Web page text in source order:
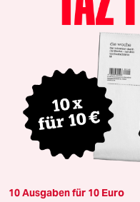
10 Ausgaben für 10 Euro